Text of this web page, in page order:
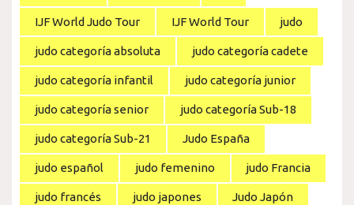
IJF World Judo Tour IJF World Tour judo
judo categoría absoluta judo categoría cadete
judo categoría infantil judo categoría junior
judo categoría senior judo categoría Sub-18
judo categoría Sub-21 Judo España
judo español judo femenino judo Francia
judo francés judo japones Judo Japón